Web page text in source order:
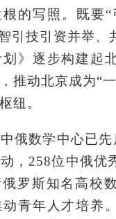
的写照。既要“
引技引资并举、
》逐步构建起
推动北京成为“
纽。
俄数学中心已
，258位中俄优
罗斯知名高校
青年人才培养